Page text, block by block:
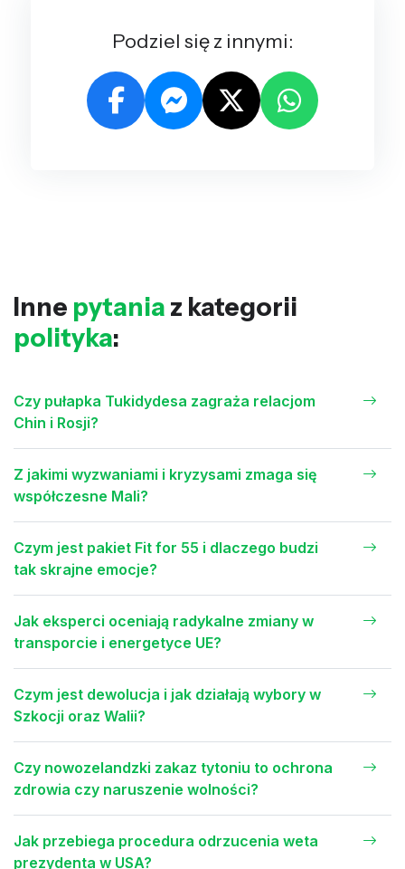
Podziel się z innymi:
Inne pytania z kategorii
polityka:
Czy pułapka Tukidydesa zagraża relacjom
Chin i Rosji?
Z jakimi wyzwaniami i kryzysami zmaga się
współczesne Mali?
Czym jest pakiet Fit for 55 i dlaczego budzi
tak skrajne emocje?
Jak eksperci oceniają radykalne zmiany w
transporcie i energetyce UE?
Czym jest dewolucja i jak działają wybory w
Szkocji oraz Walii?
Czy nowozelandzki zakaz tytoniu to ochrona
zdrowia czy naruszenie wolności?
Jak przebiega procedura odrzucenia weta
prezydenta w USA?